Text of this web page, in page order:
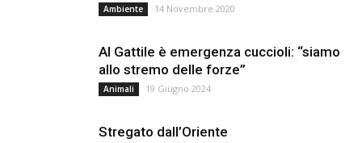
Ambiente 14 Novembre 2020
Al Gattile è emergenza cuccioli: “siamo
allo stremo delle forze”
Animali 19 Giugno 2024
Stregato dall’Oriente